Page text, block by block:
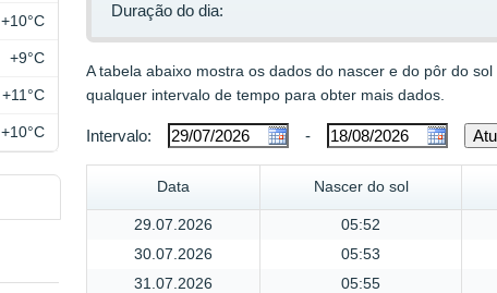
Duração do dia:
A tabela abaixo mostra os dados do nascer e do pôr do
qualquer intervalo de tempo para obter mais dados.
Intervalo: -
Data Nascer do sol
29.07.2026 05:52
30.07.2026
05:53
31.07.2026
05:55
+10°C
+9°C
+11°C
+10°C